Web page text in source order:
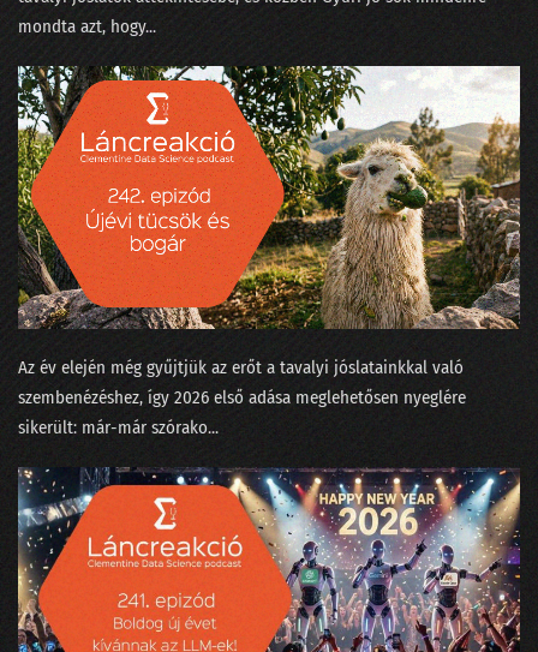
25. Válogatáskazetták a Spotify korából
24. Néha az adatelemzők is szemészetre viszik a fájó fogú beteget
23. Mikortól gyűlölik meg a matekot a gyerekek?
22. Kinek higgyünk - jövőkutatók vagy laikusok?
21. Trágya vagy olaj?
20. Ne mássz fára, mert elüt a villamos
19. Szárnyalj szabadon, szép adattudósom!
18. Magyarázzuk az MI bizonyítványát
17. Nekünk minden egyformán popzene?
16. A falevél-számlálás hitelesítése és a Coelho-i mosoly
15. Gólok, árvizek és lórúgások
14. A hangok a nadrágzsebünkben mindent tudnak az a4-es méretéről
mondta azt, hogy...
Az év elején még gyűjtjük az erőt a tavalyi jóslatainkkal való
szembenézéshez, így 2026 első adása meglehetősen nyeglére
sikerült: már-már szórako...